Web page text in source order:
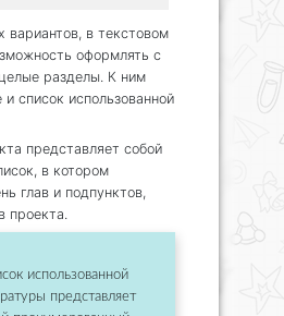
вариантов, в текстовом
оформлять с
разделы. К ним
и список использованной
представляет собой
в котором
глав и подпунктов,
проекта.
использованной
представляет